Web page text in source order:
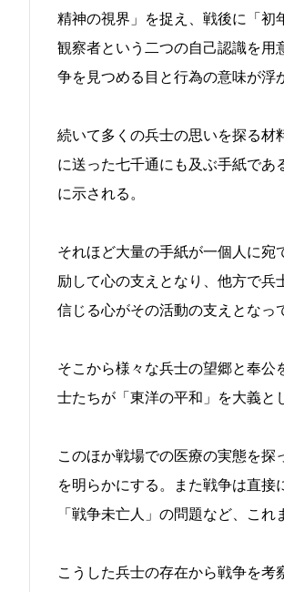
精神の視界」を捉え、戦後に「初
観察者という二つの自己認識を用
争を見つめる目と行為の意味が浮
続いて多くの兵士の思いを探る材
に送った七千通にも及ぶ手紙で
に示される。
それほど大量の手紙が一個人に
励して心の支えとなり、他方で
信じる心がその活動の支えとなっ
そこから様々な兵士の望郷と奉
士たちが「東洋の平和」を大義と
このほか戦場での医療の実態を
を明らかにする。また戦争は直接
「戦争未亡人」の問題など、こ
こうした兵士の存在から戦争を